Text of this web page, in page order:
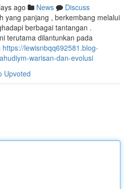
ago News
Discuss
yang panjang , berkembang melalui
berbagai tantangan .
terutama dilantunkan pada
https://lewisnbqq692581.blog-
warisan-dan-evolusi
Upvoted